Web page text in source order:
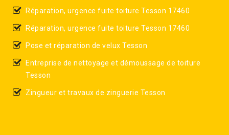
Réparation, urgence fuite toiture Tesson 17460
Réparation, urgence fuite toiture Tesson 17460
Pose et réparation de velux Tesson
Entreprise de nettoyage et démoussage de toiture
Tesson
Zingueur et travaux de zinguerie Tesson